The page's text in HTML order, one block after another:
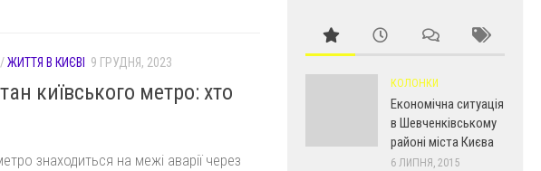
/ЖИТТЯ В КИЄВІ 9 ГРУДНЯ, 2023
київського метро: хто
знаходиться на межі аварії через
КОЛОНКИ
Економічна ситуація
в Шевченківському
районі міста Києва
6 ЛИПНЯ, 2015